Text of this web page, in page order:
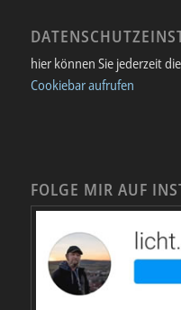
hier können Sie jederzeit
Cookiebar aufrufen
FOLGE MIR AUF